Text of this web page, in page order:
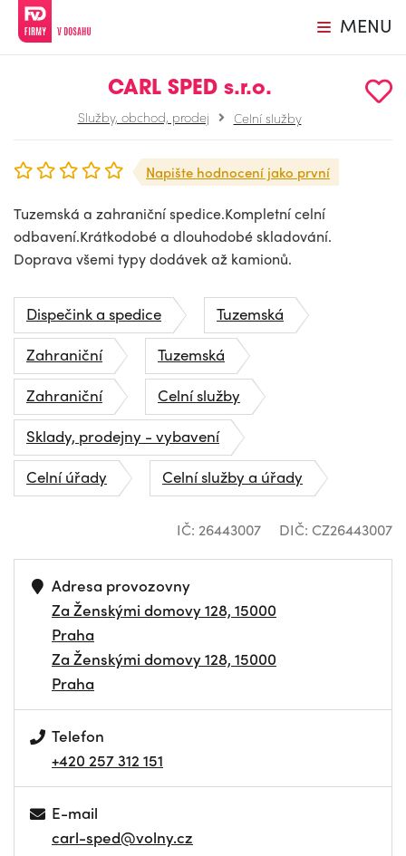
MENU
CARL SPED s.r.o.
Služby, obchod, prodej Celní služby
Napište hodnocení jako první
Tuzemská a zahraniční spedice.Kompletní celní
odbavení.Krátkodobé a dlouhodobé skladování.
Doprava všemi typy dodávek až kamionů.
Dispečink a spedice
Tuzemská
Zahraniční
Tuzemská
Zahraniční
Celní služby
Sklady, prodejny - vybavení
Celní úřady
Celní služby a úřady
IČ: 26443007 DIČ: CZ26443007
Adresa provozovny
Za Ženskými domovy 128, 15000
Praha
Za Ženskými domovy 128, 15000
Praha
Telefon
+420 257 312 151
E-mail
carl-sped@volny.cz